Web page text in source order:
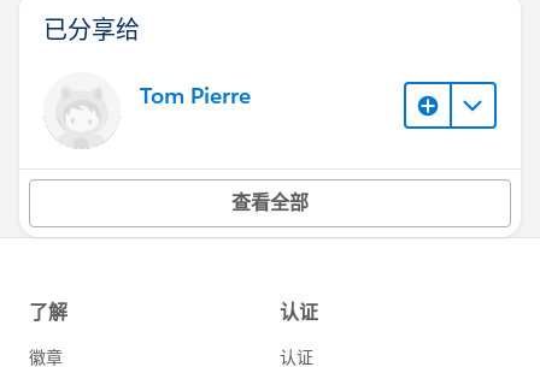
已分享给
Tom Pierre
查看全部